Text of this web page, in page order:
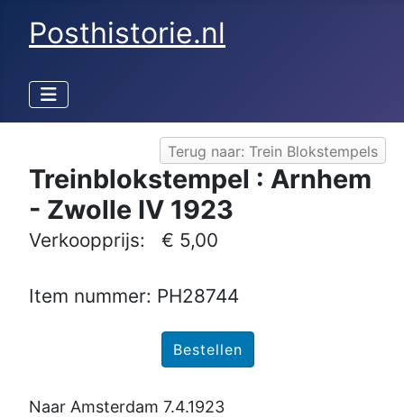
Posthistorie.nl
Terug naar: Trein Blokstempels
Treinblokstempel : Arnhem
- Zwolle IV 1923
Verkoopprijs: € 5,00
Item nummer: PH28744
Naar Amsterdam 7.4.1923